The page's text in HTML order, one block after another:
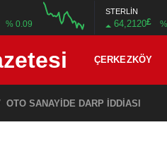
% 0.09
STERLİN
64,2120£
ÇERKEZKÖY
OTO SANAYİDE DARP İDDİASI